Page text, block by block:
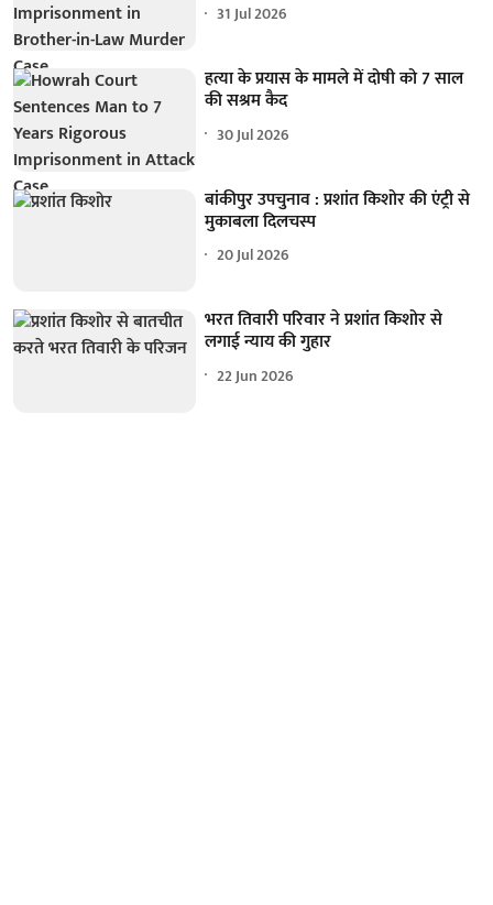
31 Jul 2026
हत्या के प्रयास के मामले में दोषी को 7 साल
की सश्रम कैद
30 Jul 2026
बांकीपुर उपचुनाव : प्रशांत किशोर की एंट्री से
मुकाबला दिलचस्प
20 Jul 2026
भरत तिवारी परिवार ने प्रशांत किशोर से
लगाई न्याय की गुहार
22 Jun 2026